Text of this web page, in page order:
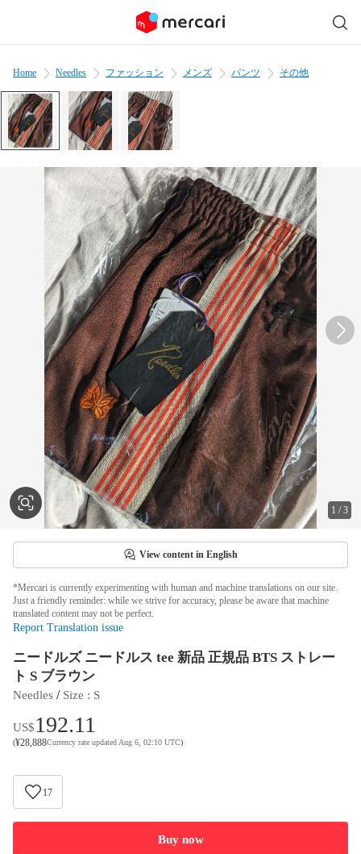
Home Needles ファッション メンズ パンツ その他
1 /3
View content in English
*Mercari is currently experimenting with human and machine translations on our site.
Just a friendly reminder: while we strive for accuracy, please be aware that machine
translated content may not be perfect.
Report Translation issue
ニードルズ ニードルス tee 新品 正規品 BTS ストレー
ト S ブラウン
Needles / Size : S
US$192.11
(¥28,888Currency rate updated Aug 6, 02:10 UTC)
17
Buy now